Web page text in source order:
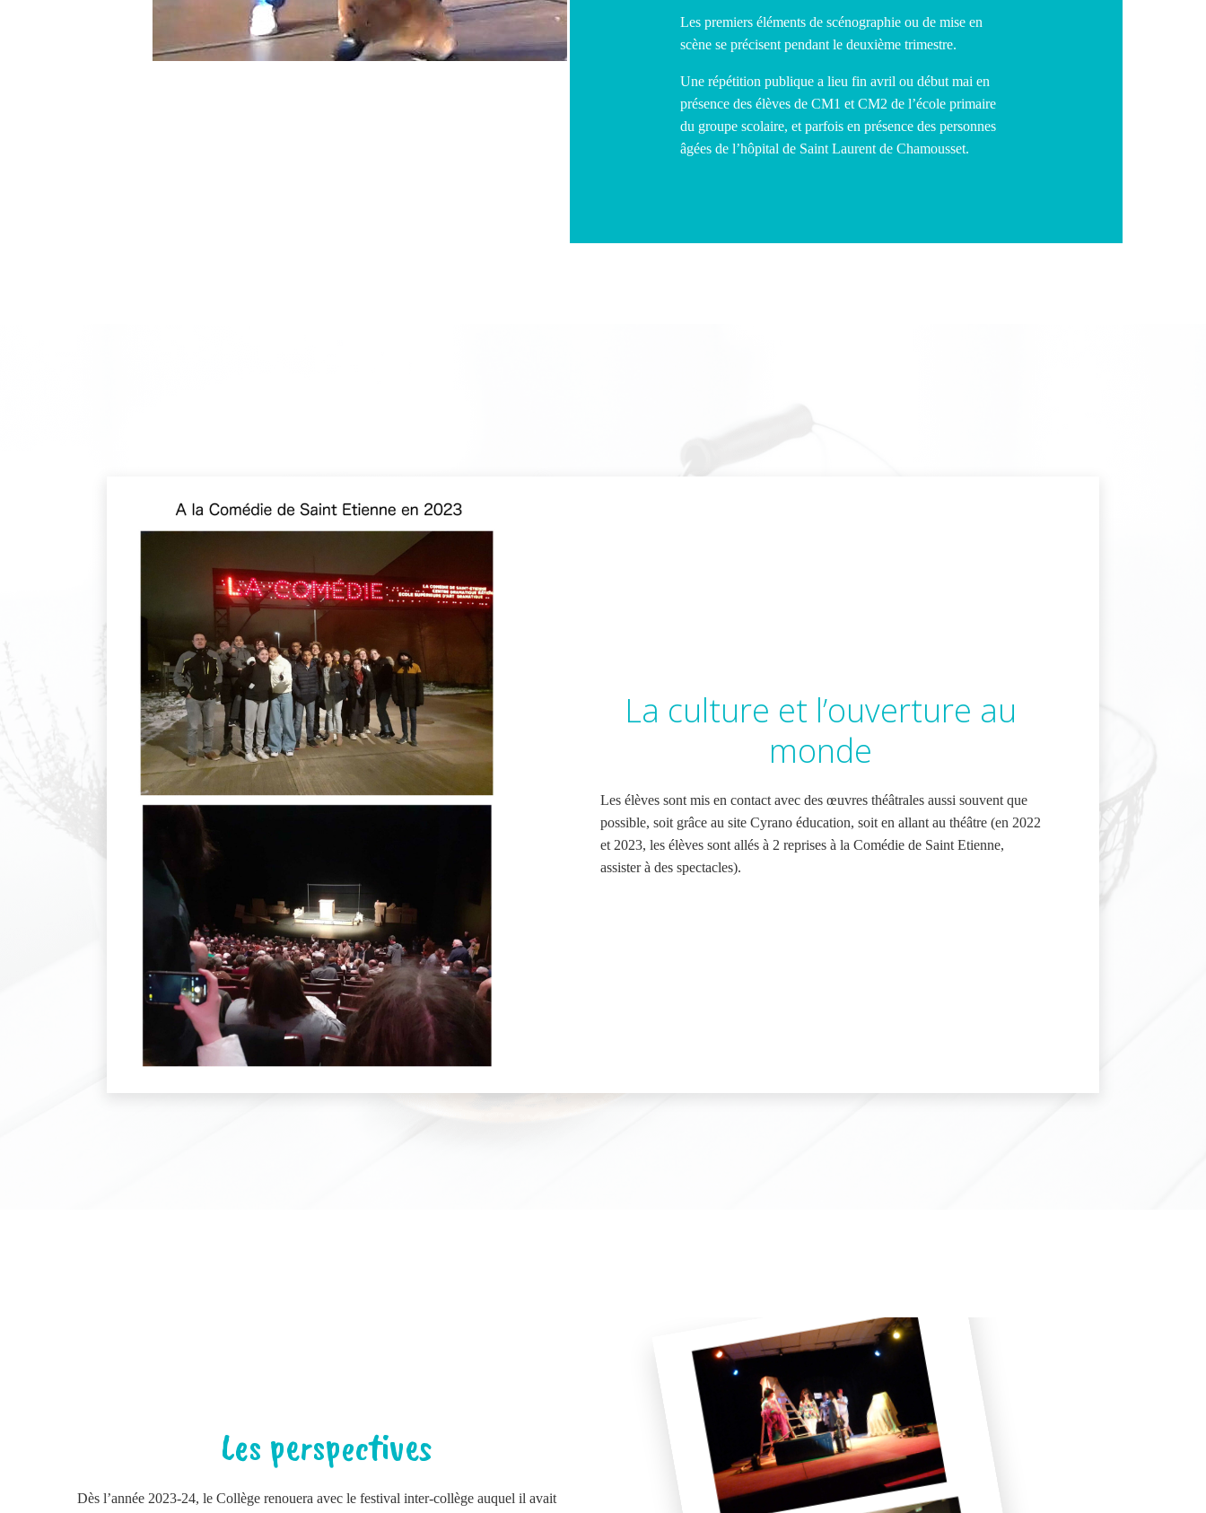
Les premiers éléments de scénographie ou de mise en
scène se précisent pendant le deuxième trimestre.
Une répétition publique a lieu fin avril ou début mai en
présence des élèves de CM1 et CM2 de l’école primaire
du groupe scolaire, et parfois en présence des personnes
âgées de l’hôpital de Saint Laurent de Chamousset.
La culture et l’ouverture au
monde
Les élèves sont mis en contact avec des œuvres théâtrales aussi souvent que
possible, soit grâce au site Cyrano éducation, soit en allant au théâtre (en 2022
et 2023, les élèves sont allés à 2 reprises à la Comédie de Saint Etienne,
assister à des spectacles).
Les perspectives
Dès l’année 2023-24, le Collège renouera avec le festival inter-collège auquel il avait